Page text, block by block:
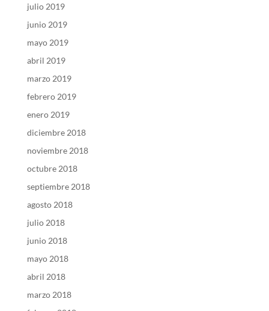
julio 2019
junio 2019
mayo 2019
abril 2019
marzo 2019
febrero 2019
enero 2019
diciembre 2018
noviembre 2018
octubre 2018
septiembre 2018
agosto 2018
julio 2018
junio 2018
mayo 2018
abril 2018
marzo 2018